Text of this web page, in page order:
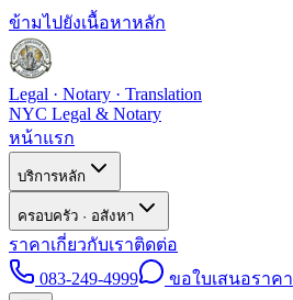
ข้ามไปยังเนื้อหาหลัก
Legal · Notary · Translation
NYC Legal & Notary
หน้าแรก
บริการหลัก
ครอบครัว · อสังหา
ราคาเกี่ยวกับเราติดต่อ
083-249-4999
ขอใบเสนอราคา